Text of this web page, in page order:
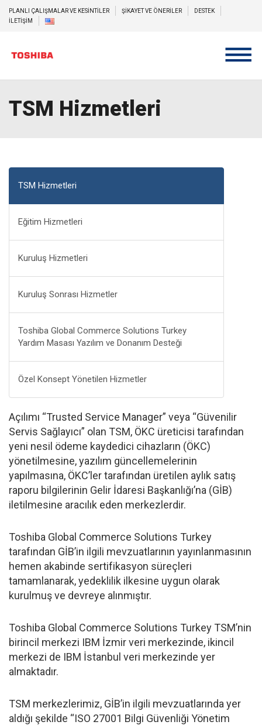
PLANLI ÇALIŞMALAR VE KESİNTİLER ŞİKAYET VE ÖNERİLER
DESTEK
İLETİŞİM
TSM Hizmetleri
TSM Hizmetleri
Eğitim Hizmetleri
Kuruluş Hizmetleri
Kuruluş Sonrası Hizmetler
Toshiba Global Commerce Solutions Turkey
Yardım Masası Yazılım ve Donanım Desteği
Özel Konsept Yönetilen Hizmetler
Açılımı “Trusted Service Manager” veya “Güvenilir
Servis Sağlayıcı” olan TSM, ÖKC üreticisi tarafından
yeni nesil ödeme kaydedici cihazların (ÖKC)
yönetilmesine, yazılım güncellemelerinin
yapılmasına, ÖKC’ler tarafından üretilen aylık satış
raporu bilgilerinin Gelir İdaresi Başkanlığı’na (GİB)
iletilmesine aracılık eden merkezlerdir.
Toshiba Global Commerce Solutions Turkey
tarafından GİB’in ilgili mevzuatlarının yayınlanmasının
hemen akabinde sertifikasyon süreçleri
tamamlanarak, yedeklilik ilkesine uygun olarak
kurulmuş ve devreye alınmıştır.
Toshiba Global Commerce Solutions Turkey TSM’nin
birincil merkezi IBM İzmir veri merkezinde, ikincil
merkezi de IBM İstanbul veri merkezinde yer
almaktadır.
TSM merkezlerimiz, GİB’in ilgili mevzuatlarında yer
aldığı şekilde “ISO 27001 Bilgi Güvenliği Yönetim